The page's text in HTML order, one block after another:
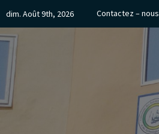
content
dim. Août 9th, 2026 Contactez – nous